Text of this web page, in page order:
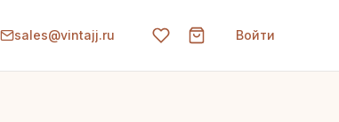
sales@vintajj.ru Войти